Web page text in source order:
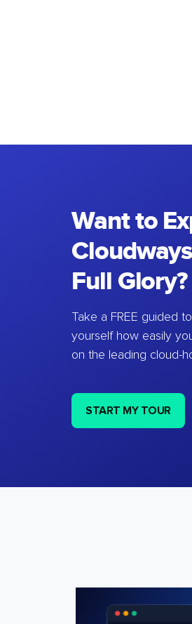
Want to
Full Glory?
Take a FREE guided
yourself how easily
on the leading cloud-
START MY TOUR